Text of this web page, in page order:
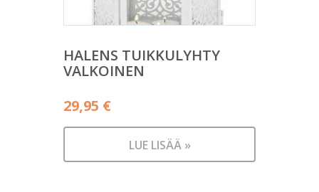
HALENS TUIKKULYHTY
VALKOINEN
29,95 €
LUE LISÄÄ »